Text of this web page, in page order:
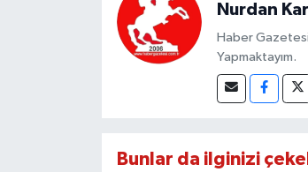
Nurdan
Haber
Yapmaktayım.
Bunlar da ilginizi